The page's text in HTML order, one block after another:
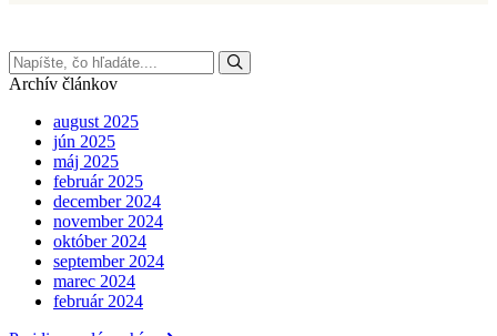
Archív článkov
august 2025
jún 2025
máj 2025
február 2025
december 2024
november 2024
október 2024
september 2024
marec 2024
február 2024